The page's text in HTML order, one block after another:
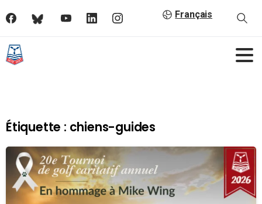
Français
Étiquette : chiens-guides